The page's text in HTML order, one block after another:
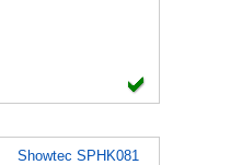
Showtec SPHK081